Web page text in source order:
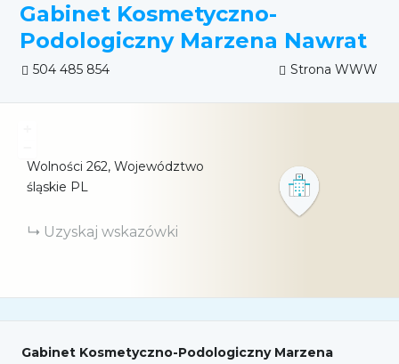
Gabinet Kosmetyczno-
Podologiczny Marzena Nawrat
504 485 854 Strona WWW
Wolności 262 Województwo
śląskie PL
Uzyskaj wskazówki
Gabinet Kosmetyczno-Podologiczny Marzena